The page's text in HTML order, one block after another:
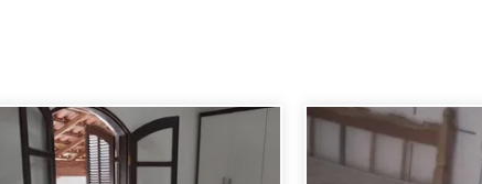
Bernardo do Campo, mas só ele é uma cidade, porque contém